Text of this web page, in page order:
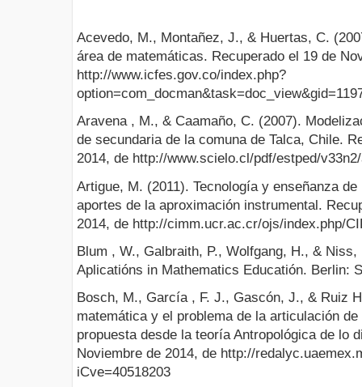
Acevedo, M., Montañez, J., & Huertas, C.
área de matemáticas. Recuperado el 19 de
http://www.icfes.gov.co/index.php?
Aravena , M., & Caamaño, C. (2007).
de secundaria de la comuna de Talca, Chile.
2014, de http://www.scielo.cl/pdf/estped/
Artigue, M. (2011). Tecnología y enseñanza
aportes de la aproximación instrumental.
2014, de http://cimm.ucr.ac.cr/ojs/index.php/
Blum , W., Galbraith, P., Wolfgang, H., &
Aplicatións in Mathematics Educatión. Berlin:
Bosch, M., García , F. J., Gascón, J., & Ruiz
matemática y el problema de la articulación
propuesta desde la teoría Antropológica de lo
Noviembre de 2014, de http://
iCve=40518203